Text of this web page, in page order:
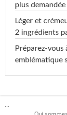
plus
Léger et
2 ingrédients
Préparez-
emblématique
...